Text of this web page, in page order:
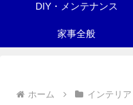
DIY・メンテナンス
家事全般
ホーム インテリア